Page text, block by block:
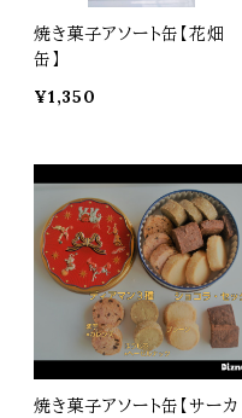
焼き菓子アソート缶【花畑
缶】
¥1,350
焼き菓子アソート缶【サーカ